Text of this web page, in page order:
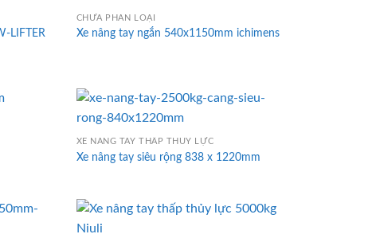
LIFTER
CHƯA PHÂN LOẠI
Xe nâng tay ngắn 540x1150mm ichimens
XE NÂNG TAY THẤP THỦY LỰC
Xe nâng tay siêu rộng 838 x 1220mm